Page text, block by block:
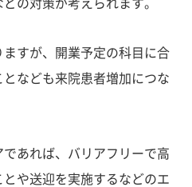
の対策が考えられます。
すが、開業予定の科目に合
なども来院患者増加につな
あれば、バリアフリーで高
や送迎を実施するなどのエ